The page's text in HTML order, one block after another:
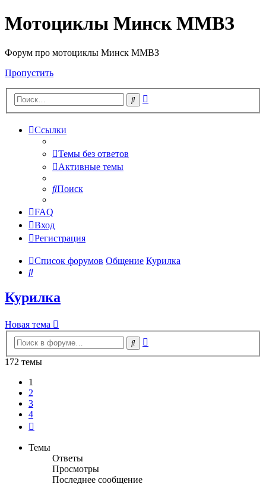
Мотоциклы Минск ММВЗ
Форум про мотоциклы Минск ММВЗ
Пропустить
Поиск
Ссылки
Темы без ответов
Активные темы
Поиск
FAQ
Вход
Регистрация
Список форумов Общение Курилка
Поиск
Курилка
Новая тема
Поиск
172 темы
1
2
3
4
Темы
Ответы
Просмотры
Последнее сообщение